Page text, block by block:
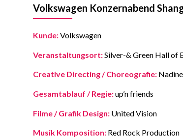
Volkswagen Konzernabend
Kunde:Volkswagen
Veranstaltungsort:Silver-& Green Hall of
Creative Directing / Choreografie:
Gesamtablauf / Regie:up’n friends
Filme / Grafik Design: United Vision
Musik Komposition: Red Rock Production